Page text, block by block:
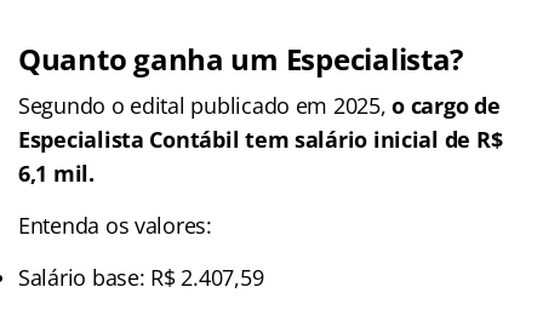
Quanto ganha um Especialista?
Segundo o edital publicado em 2025,o cargo de
Especialista Contábil tem salário inicial de R$
6,1 mil.
Entenda os valores:
Salário base: R$ 2.407,59